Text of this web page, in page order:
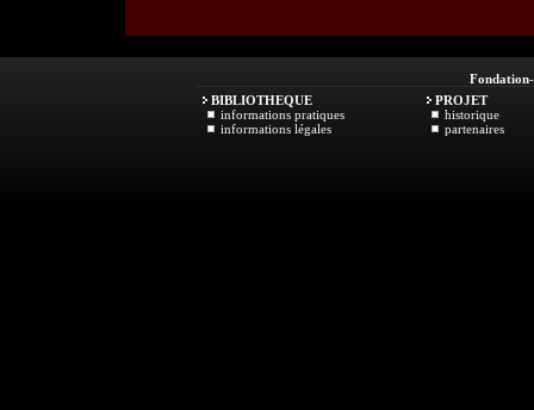
Fondation
BIBLIOTHEQUE
informations pratiques
informations légales
PROJET
historique
partenaires